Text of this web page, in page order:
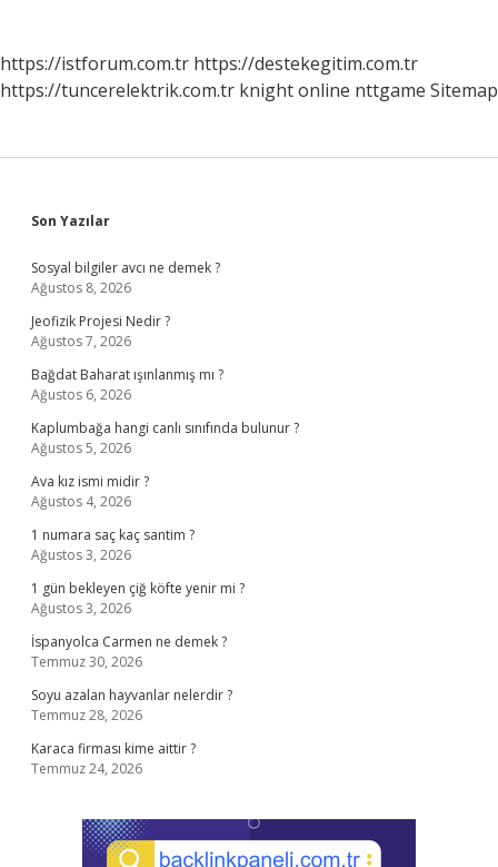
https://istforum.com.tr https://destekegitim.com.tr
https://tuncerelektrik.com.tr knight online nttgame Sitemap
Sidebar
Son Yazılar
Sosyal bilgiler avcı ne demek ?
Ağustos 8, 2026
Jeofizik Projesi Nedir ?
Ağustos 7, 2026
Bağdat Baharat ışınlanmış mı ?
Ağustos 6, 2026
Kaplumbağa hangi canlı sınıfında bulunur ?
Ağustos 5, 2026
Ava kız ismi midir ?
Ağustos 4, 2026
1 numara saç kaç santim ?
Ağustos 3, 2026
1 gün bekleyen çiğ köfte yenir mi ?
Ağustos 3, 2026
İspanyolca Carmen ne demek ?
Temmuz 30, 2026
Soyu azalan hayvanlar nelerdir ?
Temmuz 28, 2026
Karaca firması kime aittir ?
Temmuz 24, 2026